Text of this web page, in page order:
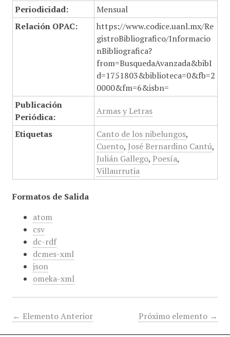
Periodicidad:
Mensual
Relación OPAC:
https://www.codice.uanl.mx/Re
gistroBibliografico/Informacio
nBibliografica?
from=BusquedaAvanzada&bibI
d=1751803&biblioteca=0&fb=2
0000&fm=6&isbn=
Publicación
Periódica:
Armas y Letras
Etiquetas Canto de los nibelungos,
Cuento, José Bernardino Cantú,
Julián Gallego, Poesía,
Villaurrutia
Formatos de Salida
atom
csv
dc-rdf
dcmes-xml
json
omeka-xml
← Elemento Anterior Próximo elemento →